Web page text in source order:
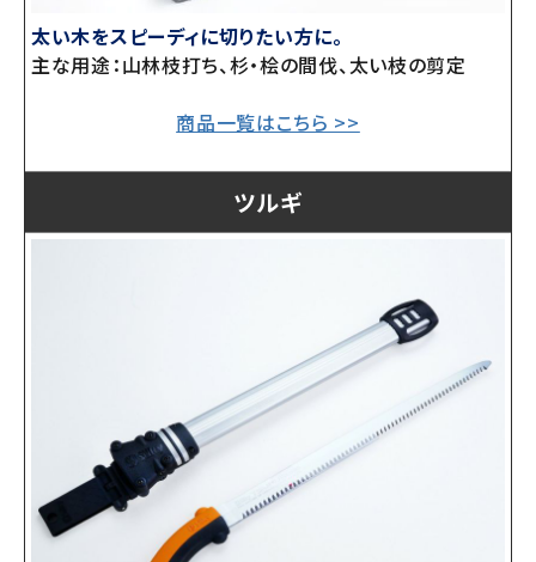
太い木をスピーディに切りたい方に。
主な用途：山林枝打ち、杉・桧の間伐、太い枝の剪定
商品一覧はこちら >>
ツルギ